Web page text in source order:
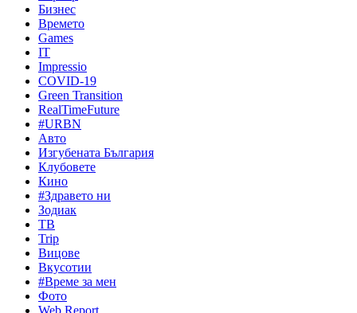
Бизнес
Времето
Games
IT
Impressio
COVID-19
Green Transition
RealTimeFuture
#URBN
Авто
Изгубената България
Клубовете
Кино
#Здравето ни
Зодиак
ТВ
Trip
Вицове
Вкусотии
#Време за мен
Фото